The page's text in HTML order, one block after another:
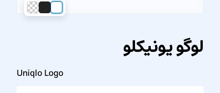
لوگو یونیکلو
Uniqlo Logo